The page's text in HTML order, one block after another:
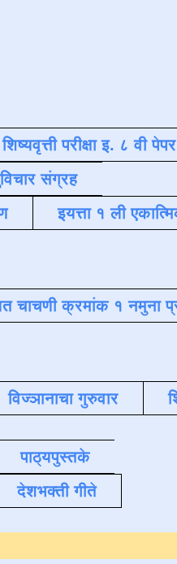
शिष्यवृत्ती परीक्षा इ. ८ वी पेपर
संग्रह
इयत्ता १ ली
चाचणी क्रमांक १ नमुना
विज्ञानाचा गुरुवार
पाठ्यपुस्तके
देशभक्ती गीते